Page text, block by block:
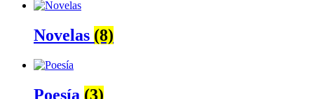
Novelas (8)
Poesía (3)